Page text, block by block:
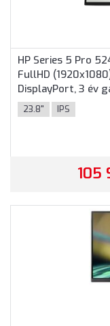
HP Series 5 Pro
FullHD
DisplayPort, 3 év
23.8" IPS
105